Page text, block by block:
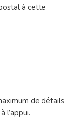
à cette
de détails
l’appui.